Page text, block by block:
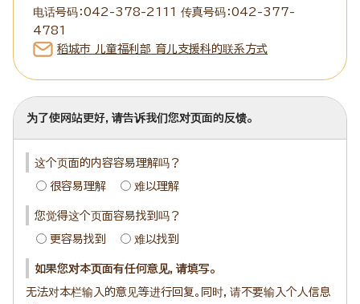
电话号码：042-378-2111 传真号码：042-377-
4781
稻城市 儿童福利部 育儿支援科的联系方式
为了使网站更好，请告诉我们您对页面的反馈。
这个页面的内容容易理解吗？
很容易理解 难以理解
您觉得这个页面容易找到吗？
更容易找到 难以找到
如果您对本页面有任何意见，请填写。
无法对本栏输入的意见等进行回复。同时，请不要输入个人信息